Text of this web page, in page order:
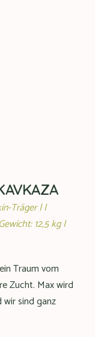
Träger | |
12,5 kg |
Traum vom
Zucht. Max wird
wir sind ganz